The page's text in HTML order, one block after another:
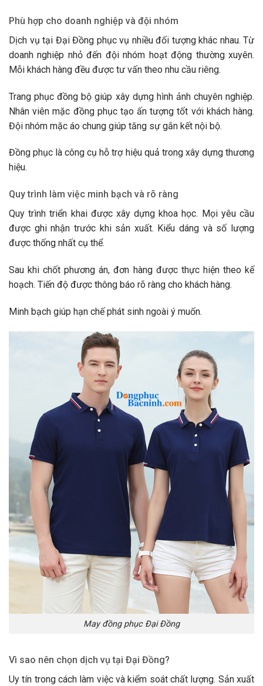
Phù hợp cho doanh nghiệp và đội nhóm
Dịch vụ tại Đại Đồng phục vụ nhiều đối tượng khác nhau. Từ
doanh nghiệp nhỏ đến đội nhóm hoạt động thường xuyên.
Mỗi khách hàng đều được tư vấn theo nhu cầu riêng.
Trang phục đồng bộ giúp xây dựng hình ảnh chuyên nghiệp.
Nhân viên mặc đồng phục tạo ấn tượng tốt với khách hàng.
Đội nhóm mặc áo chung giúp tăng sự gắn kết nội bộ.
Đồng phục là công cụ hỗ trợ hiệu quả trong xây dựng thương
hiệu.
Quy trình làm việc minh bạch và rõ ràng
Quy trình triển khai được xây dựng khoa học. Mọi yêu cầu
được ghi nhận trước khi sản xuất. Kiểu dáng và số lượng
được thống nhất cụ thể.
Sau khi chốt phương án, đơn hàng được thực hiện theo kế
hoạch. Tiến độ được thông báo rõ ràng cho khách hàng.
Minh bạch giúp hạn chế phát sinh ngoài ý muốn.
May đồng phục Đại Đồng
Vì sao nên chọn dịch vụ tại Đại Đồng?
Uy tín trong cách làm việc và kiểm soát chất lượng. Sản xuất